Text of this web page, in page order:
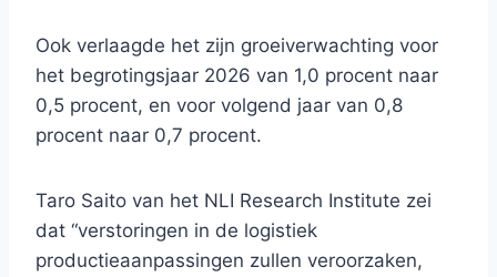
Ook verlaagde het zijn groeiverwachting voor
het begrotingsjaar 2026 van 1,0 procent naar
0,5 procent, en voor volgend jaar van 0,8
procent naar 0,7 procent.
Taro Saito van het NLI Research Institute zei
dat “verstoringen in de logistiek
productieaanpassingen zullen veroorzaken,